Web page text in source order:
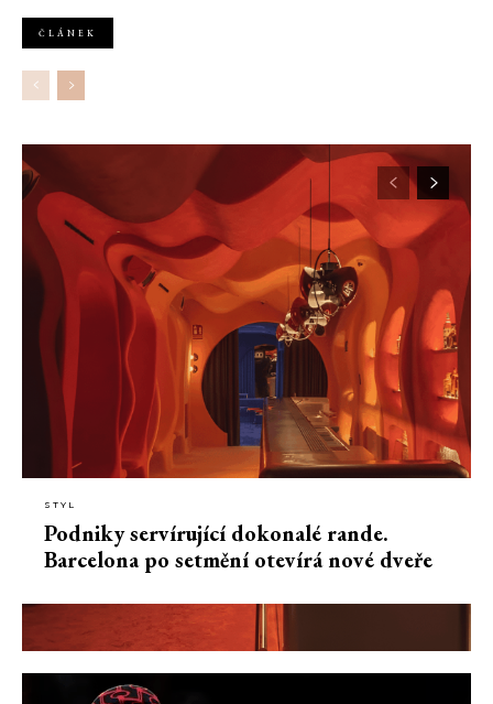
ČLÁNEK
STYL
Podniky servírující dokonalé rande.
Barcelona po setmění otevírá nové dveře